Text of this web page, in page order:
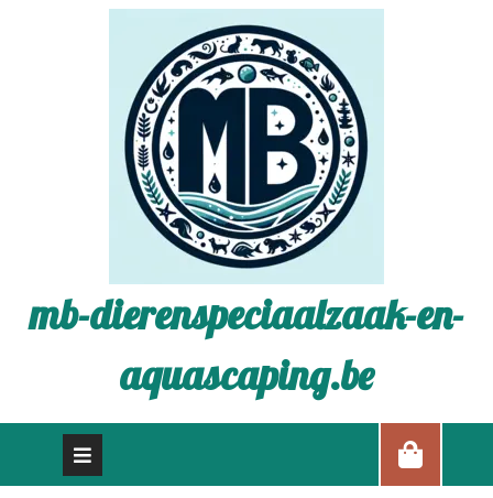
mb-dierenspeciaalzaak-en-
aquascaping.be